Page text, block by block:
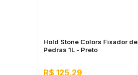
Hold Stone Colors Fixador de
Pedras 1L - Preto
R$ 125,29